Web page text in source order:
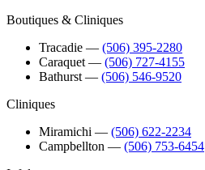
Boutiques & Cliniques
Tracadie ― (506) 395-2280
Caraquet ― (506) 727-4155
Bathurst ― (506) 546-9520
Cliniques
Miramichi ― (506) 622-2234
Campbellton ― (506) 753-6454